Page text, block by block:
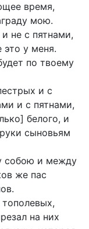
время,
мою.
не с пятнами,
это у меня.
по твоему
и с
и с пятнами,
белого, и
сыновьям
собою и между
же пас
на них